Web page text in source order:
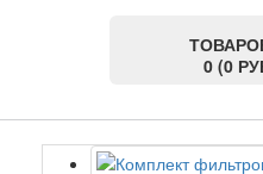
0 (0